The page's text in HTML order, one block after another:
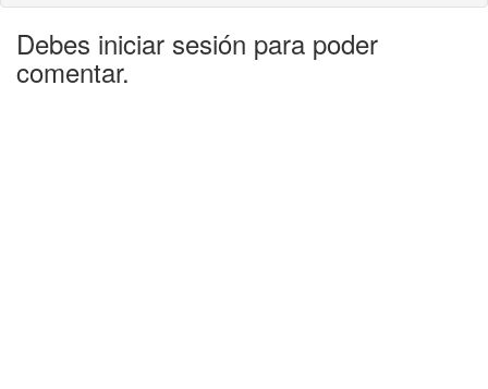
Debes iniciar sesión para poder
comentar.